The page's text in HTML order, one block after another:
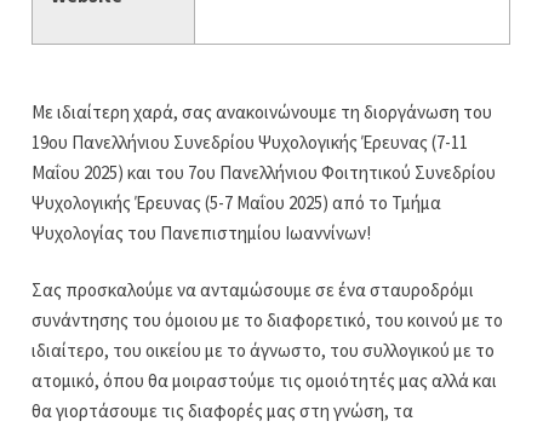
Με ιδιαίτερη χαρά, σας ανακοινώνουμε τη διοργάνωση του
19ου Πανελλήνιου Συνεδρίου Ψυχολογικής Έρευνας (7-11
Μαΐου 2025) και του 7ου Πανελλήνιου Φοιτητικού Συνεδρίου
Ψυχολογικής Έρευνας (5-7 Μαΐου 2025) από το Τμήμα
Ψυχολογίας του Πανεπιστημίου Ιωαννίνων!
Σας προσκαλούμε να ανταμώσουμε σε ένα σταυροδρόμι
συνάντησης του όμοιου με το διαφορετικό, του κοινού με το
ιδιαίτερο, του οικείου με το άγνωστο, του συλλογικού με το
ατομικό, όπου θα μοιραστούμε τις ομοιότητές μας αλλά και
θα γιορτάσουμε τις διαφορές μας στη γνώση, τα